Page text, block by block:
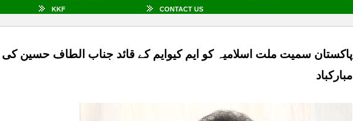
KKF CONTACT US
پاکستان سمیت ملت اسلامیہ کو ایم کیوایم کے قائد جناب الطاف حسین
مبارکباد